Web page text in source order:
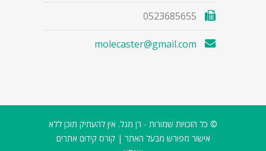
0523685655
molecaster@gmail.com
© כל הזכויות שמורות - רן מגל. אין להעתיק תוכן ללא
אישור מפורש מבעל האתר |קורס קידום אתרים